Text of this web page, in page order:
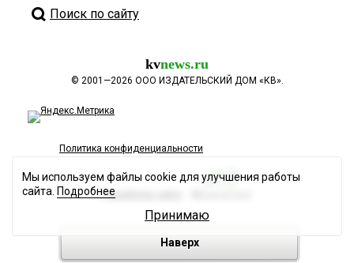
Поиск по сайту
kvnews.ru
© 2001—2026 ООО ИЗДАТЕЛЬСКИЙ ДОМ «КВ».
Политика конфиденциальности
Разработка сайта
Наверх
Мы используем файлы cookie для улучшения работы
сайта. Подробнее
Принимаю